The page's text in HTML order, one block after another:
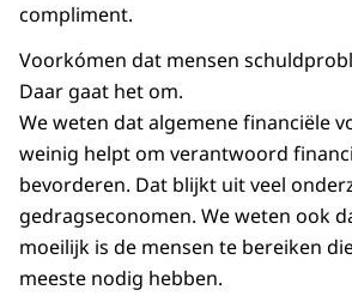
compliment.
Voorkómen dat mensen
Daar gaat het om.
We weten dat algemene financiële
weinig helpt om verantwoord
bevorderen. Dat blijkt uit veel
gedragseconomen. We weten ook
moeilijk is de mensen te bereiken
meeste nodig hebben.